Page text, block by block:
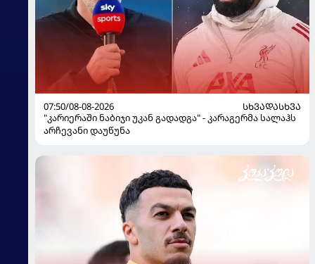
07:50/08-08-2026
ᲡᲮᲕᲐᲓᲐᲡᲮᲕᲐ
"კარიერაში ნაბიჯი უკან გადადგა" - კარაგერმა სალაჰს
არჩევანი დაუწუნა